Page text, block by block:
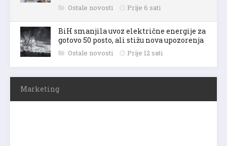
Ostale novosti Prije 6 sati
BiH smanjila uvoz električne energije za
gotovo 50 posto, ali stižu nova upozorenja
Ostale novosti Prije 12 sati
Marketing